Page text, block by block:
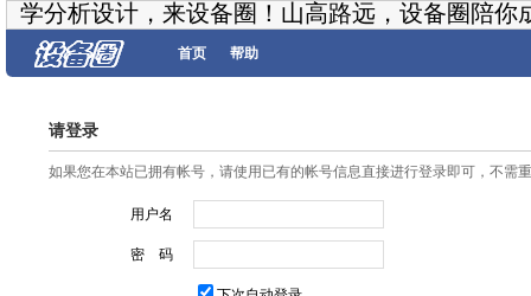
学分析设计，来设备圈！山高路远，设备圈陪你
首页 帮助
请登录
如果您在本站已拥有帐号，请使用已有的帐号信息直接进行登录即可，不需
用户名
密 码